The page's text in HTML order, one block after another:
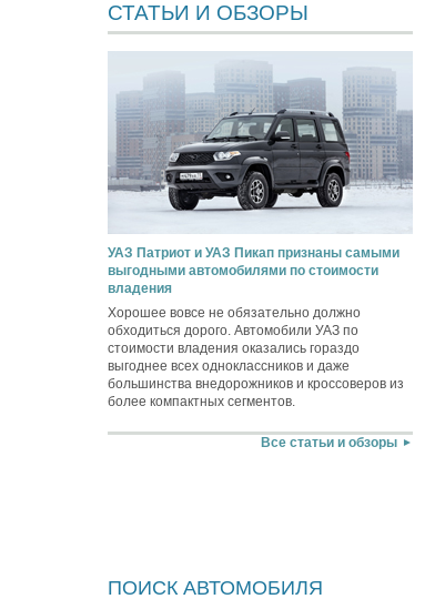
СТАТЬИ И ОБЗОРЫ
УАЗ Патриот и УАЗ Пикап признаны самыми
выгодными автомобилями по стоимости
владения
Хорошее вовсе не обязательно должно
обходиться дорого. Автомобили УАЗ по
стоимости владения оказались гораздо
выгоднее всех одноклассников и даже
большинства внедорожников и кроссоверов из
более компактных сегментов.
Все статьи и обзоры
ПОИСК АВТОМОБИЛЯ